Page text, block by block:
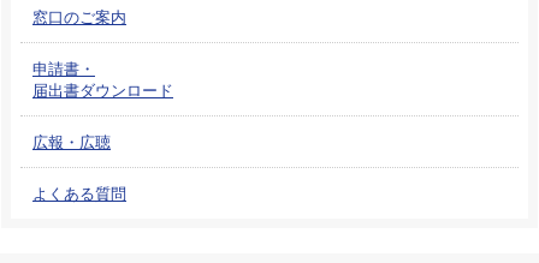
窓口のご案内
申請書・
届出書ダウンロード
広報・広聴
よくある質問